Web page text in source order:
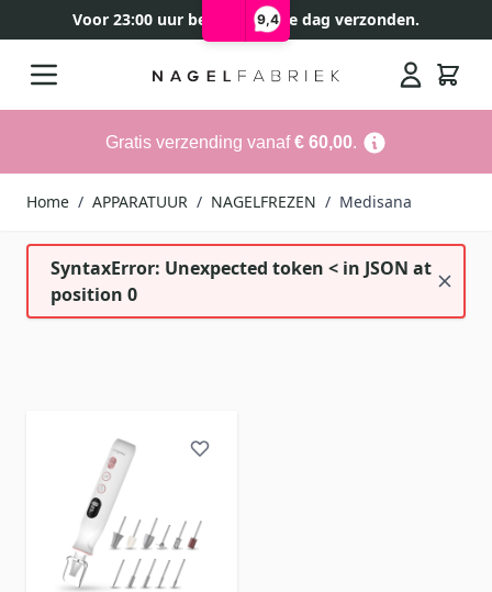
9,4
Voor 23:00 uur besteld, zelfde dag verzonden.
Gratis verzending vanaf€ 60,00.
Home / APPARATUUR / NAGELFREZEN / Medisana
SyntaxError: Unexpected token < in JSON at
position 0